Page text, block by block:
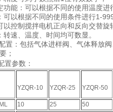
功能：可以根据不同的使用温度进
可以根据不同的使用条件进行1-
以控制搅拌电机正向和反向交替旋
转速、温度、时间均可数显。
置：包括气体进样阀、气体释放
；
置参数：
YZQR-10 YZQR-25 YZQR-50
ML 10 25 50